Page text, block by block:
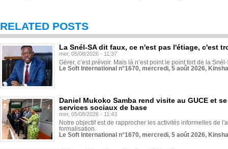
RELATED POSTS
La Snél-SA dit faux, ce n'est pas l'étiage, c'est
mer, 05/08/2026 - 11:37
Gérer, c’est prévoir. Mais là n’est point le point fort de la
Le Soft International n°1670, mercredi, 5 août 2026,
Daniel Mukoko Samba rend visite au GUCE et
services sociaux de base
mer, 05/08/2026 - 11:43
Notre objectif est de rapprocher les activités informelles de
formalisation.
Le Soft International n°1670, mercredi, 5 août 2026,